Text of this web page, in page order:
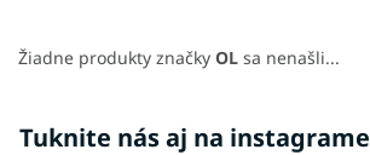
Žiadne produkty značky OL sa nenašli...
Tuknite nás aj na instagrame